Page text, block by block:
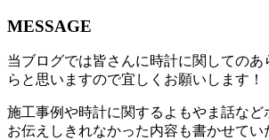
MESSAGE
当ブログでは皆さんに時計に関してのあ
らと思いますので宜しくお願いします！
施工事例や時計に関するよもやま話など
お伝えしきれなかった内容も書かせてい